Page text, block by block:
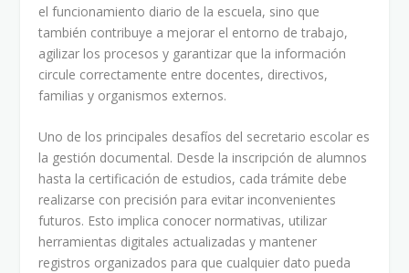
el funcionamiento diario de la escuela, sino que
también contribuye a mejorar el entorno de trabajo,
agilizar los procesos y garantizar que la información
circule correctamente entre docentes, directivos,
familias y organismos externos.
Uno de los principales desafíos del secretario escolar es
la gestión documental. Desde la inscripción de alumnos
hasta la certificación de estudios, cada trámite debe
realizarse con precisión para evitar inconvenientes
futuros. Esto implica conocer normativas, utilizar
herramientas digitales actualizadas y mantener
registros organizados para que cualquier dato pueda